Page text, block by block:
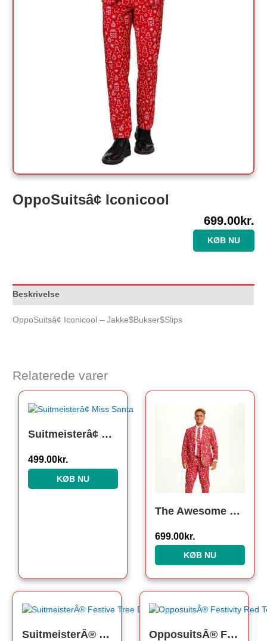
OppoSuitsâ¢ Iconicool
699.00kr.
KØB NU
Beskrivelse
OppoSuitsâ¢ Iconicool – Jakke$Bukser$Slips
Relaterede varer
Suitmeisterâ¢ Miss Santa
499.00kr.
KØB NU
The Awesome Christmas Suit Rød. Julejakkesæt
699.00kr.
KØB NU
SuitmeisterÂ® Festive Tree Børnejakkesæt OpposuitsÂ® Festivity Red Teen Jakkesæt